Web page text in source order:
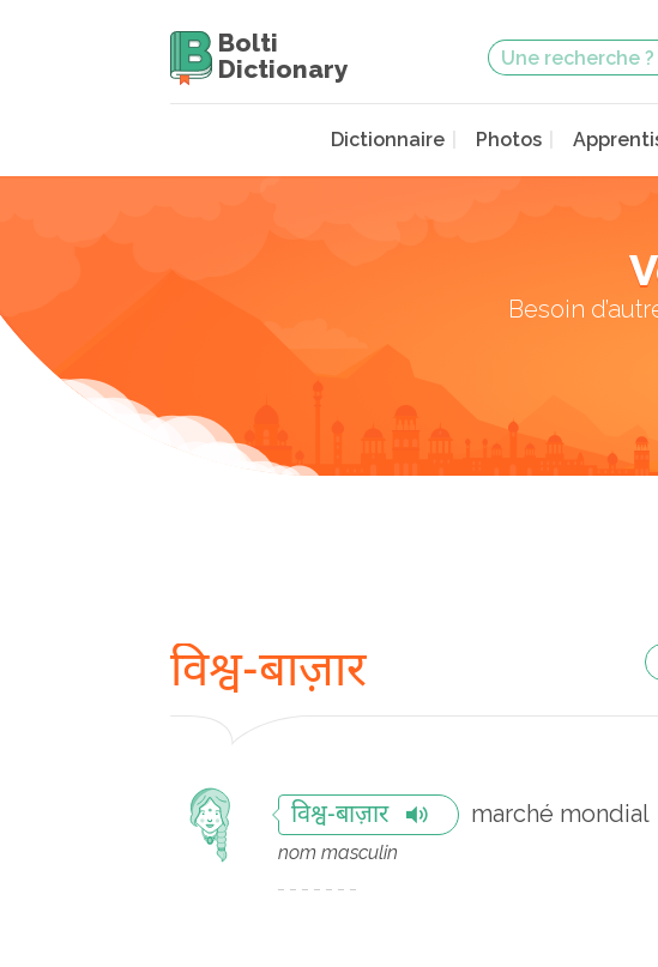
Bolti
Dictionary
Dictionnaire Photos
Besoin
विश्व-बाज़ार
विश्व-बाज़ार marché mondial
nom masculin